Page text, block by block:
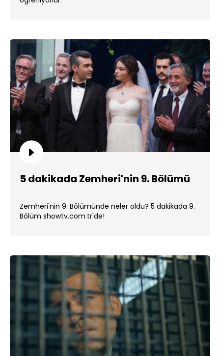
5 dakikada Zemheri'nin 9. Bölümü
Zemheri'nin 9. Bölümünde neler oldu? 5 dakikada 9.
Bölüm showtv.com.tr'de!